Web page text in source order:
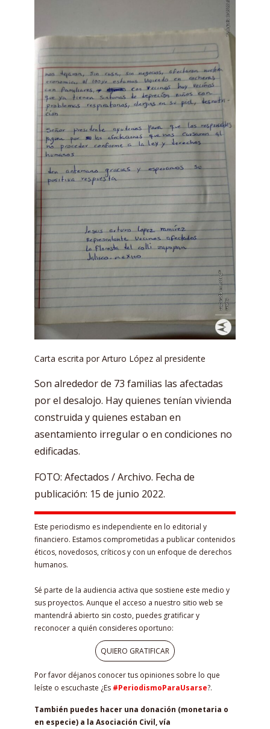
Carta escrita por Arturo López al presidente
Son alrededor de 73 familias las afectadas
por el desalojo. Hay quienes tenían vivienda
construida y quienes estaban en
asentamiento irregular o en condiciones no
edificadas.
FOTO: Afectados / Archivo. Fecha de
publicación: 15 de junio 2022.
Este periodismo es independiente en lo editorial y
financiero. Estamos comprometidas a publicar contenidos
éticos, novedosos, críticos y con un enfoque de derechos
humanos.
Sé parte de la audiencia activa que sostiene este medio y
sus proyectos. Aunque el acceso a nuestro sitio web se
mantendrá abierto sin costo, puedes gratificar y
reconocer a quién consideres oportuno:
QUIERO GRATIFICAR
Por favor déjanos conocer tus opiniones sobre lo que
leíste o escuchaste ¿Es #PeriodismoParaUsarse?.
También puedes hacer una donación (monetaria o
en especie) a la Asociación Civil, vía